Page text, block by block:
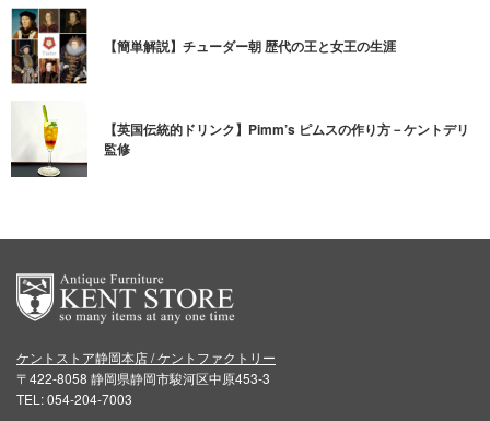
【簡単解説】チューダー朝 歴代の王と女王の生涯
【英国伝統的ドリンク】Pimm’s ピムスの作り方－ケントデリ
監修
ケントストア静岡本店 / ケントファクトリー
〒422-8058 静岡県静岡市駿河区中原453-3
TEL: 054-204-7003